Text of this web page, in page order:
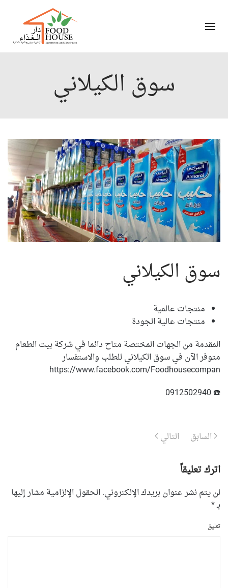
سوق الكيلاني
سوق الكيلاني
منتجات عالمية
منتجات عالية الجودة
المقدمة من الجهات المختصة متاح دائما في شركة بيت الطعام
متوفر الآن في سوق الكيلاني للطلب والاستفسار
https://www.facebook.com/Foodhousecompan
☎️ 0912502940
السابق التالي
اترك تعليقاً
لن يتم نشر عنوان بريدك الإلكتروني. الحقول الإلزامية مشار إليها
بـ*
تعليق